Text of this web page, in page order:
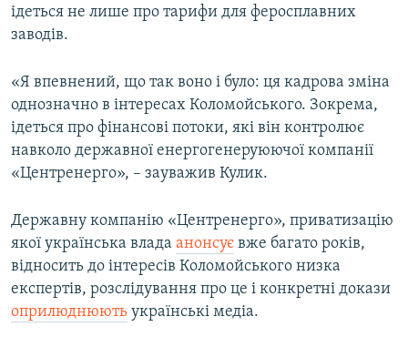
ідеться не лише про тарифи для феросплавних
заводів.
«Я впевнений, що так воно і було: ця кадрова зміна
однозначно в інтересах Коломойського. Зокрема,
ідеться про фінансові потоки, які він контролює
навколо державної енергогенеруюючої компанії
«Центренерго», – зауважив Кулик.
Державну компанію «Центренерго», приватизацію
якої українська влада анонсує вже багато років,
відносить до інтересів Коломойського низка
експертів, розслідування про це і конкретні докази
оприлюднюють українські медіа.